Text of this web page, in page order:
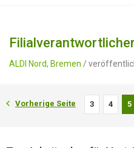
ALDI Nord, Bremen /
Vorherige Seite 3 4 5